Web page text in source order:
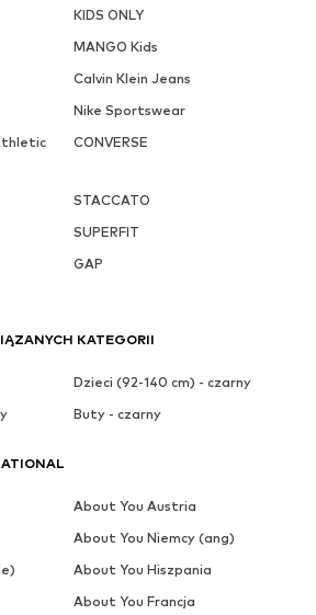
KIDS ONLY
MANGO Kids
Calvin Klein Jeans
Nike Sportswear
CONVERSE
STACCATO
SUPERFIT
GAP
KATEGORII
Dzieci (92-140 cm) - czarny
Buty - czarny
About You Austria
About You Niemcy (ang)
About You Hiszpania
About You Francja